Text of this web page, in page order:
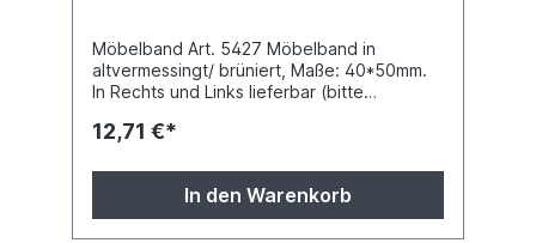
Möbelband Art. 5427 Möbelband in
altvermessingt/ brüniert, Maße: 40*50mm.
In Rechts und Links lieferbar (bitte
12,71 €*
In den Warenkorb